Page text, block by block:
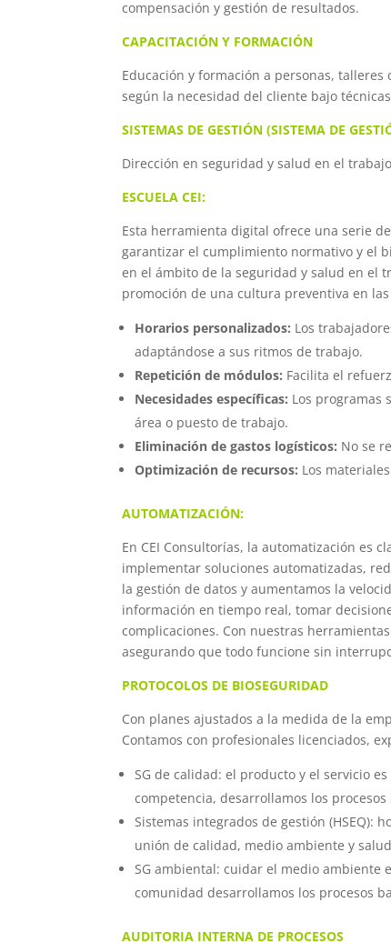
compensación y gestión de resultados.
CAPACITACIÓN Y FORMACIÓN
Educación y formación a personas,
según la necesidad del cliente bajo
SISTEMAS DE GESTIÓN (SISTEMA DE
Dirección en seguridad y salud en el
ESCUELA CEI:
Esta herramienta digital ofrece una serie
garantizar el cumplimiento normativo y el
en el ámbito de la seguridad y salud en el
promoción de una cultura preventiva en
Horarios personalizados: Los
adaptándose a sus ritmos de trabajo.
Repetición de módulos: Facilita el
Necesidades específicas: Los programas
área o puesto de trabajo.
Eliminación de gastos logísticos: No se
Optimización de recursos: Los
AUTOMATIZACIÓN:
En CEI Consultorías, la automatización es
implementar soluciones automatizadas,
la gestión de datos y aumentamos la
información en tiempo real, tomar
complicaciones. Con nuestras
asegurando que todo funcione sin
PROTOCOLOS DE BIOSEGURIDAD
Con planes ajustados a la medida de la
Contamos con profesionales licenciados,
SG de calidad: el producto y el servicio
competencia, desarrollamos los procesos
Sistemas integrados de gestión (HSEQ):
unión de calidad, medio ambiente y
SG ambiental: cuidar el medio ambiente
comunidad desarrollamos los procesos
AUDITORIA INTERNA DE PROCESOS